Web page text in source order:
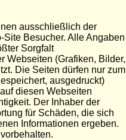
ausschließlich der
Besucher. Alle Angaben
Sorgfalt
Webseiten (Grafiken, Bilder,
Die Seiten dürfen nur zum
ausgedruckt)
diesen Webseiten
Der Inhaber der
für Schäden, die sich
Informationen ergeben.